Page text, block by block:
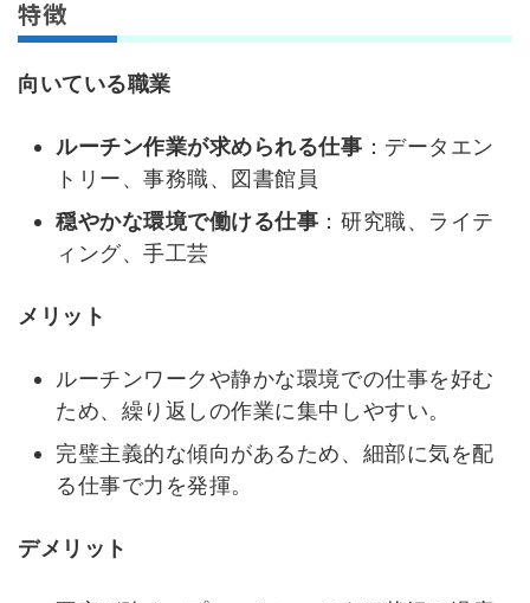
特徴
向いている職業
ルーチン作業が求められる仕事 ：データエン
トリー、事務職、図書館員
穏やかな環境で働ける仕事 ：研究職、ライテ
ィング、手工芸
メリット
ルーチンワークや静かな環境での仕事を好む
ため、繰り返しの作業に集中しやすい。
完璧主義的な傾向があるため、細部に気を配
る仕事で力を発揮。
デメリット